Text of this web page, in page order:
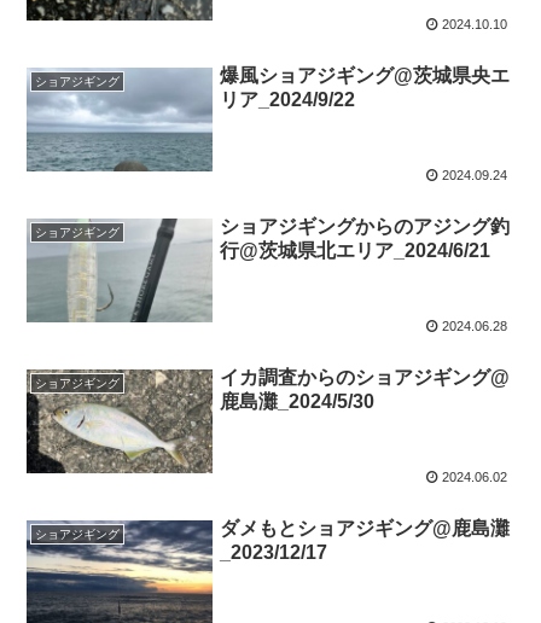
2024.10.10
ショアジギング
爆風ショアジギング@茨城県央エ
リア_2024/9/22
2024.09.24
ショアジギング
ショアジギングからのアジング釣
行@茨城県北エリア_2024/6/21
2024.06.28
ショアジギング
イカ調査からのショアジギング@
鹿島灘_2024/5/30
2024.06.02
ショアジギング
ダメもとショアジギング@鹿島灘
_2023/12/17